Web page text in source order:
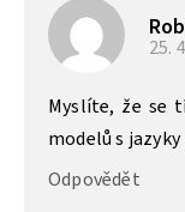
25.
Myslíte, že se
modelů s
Odpovědět